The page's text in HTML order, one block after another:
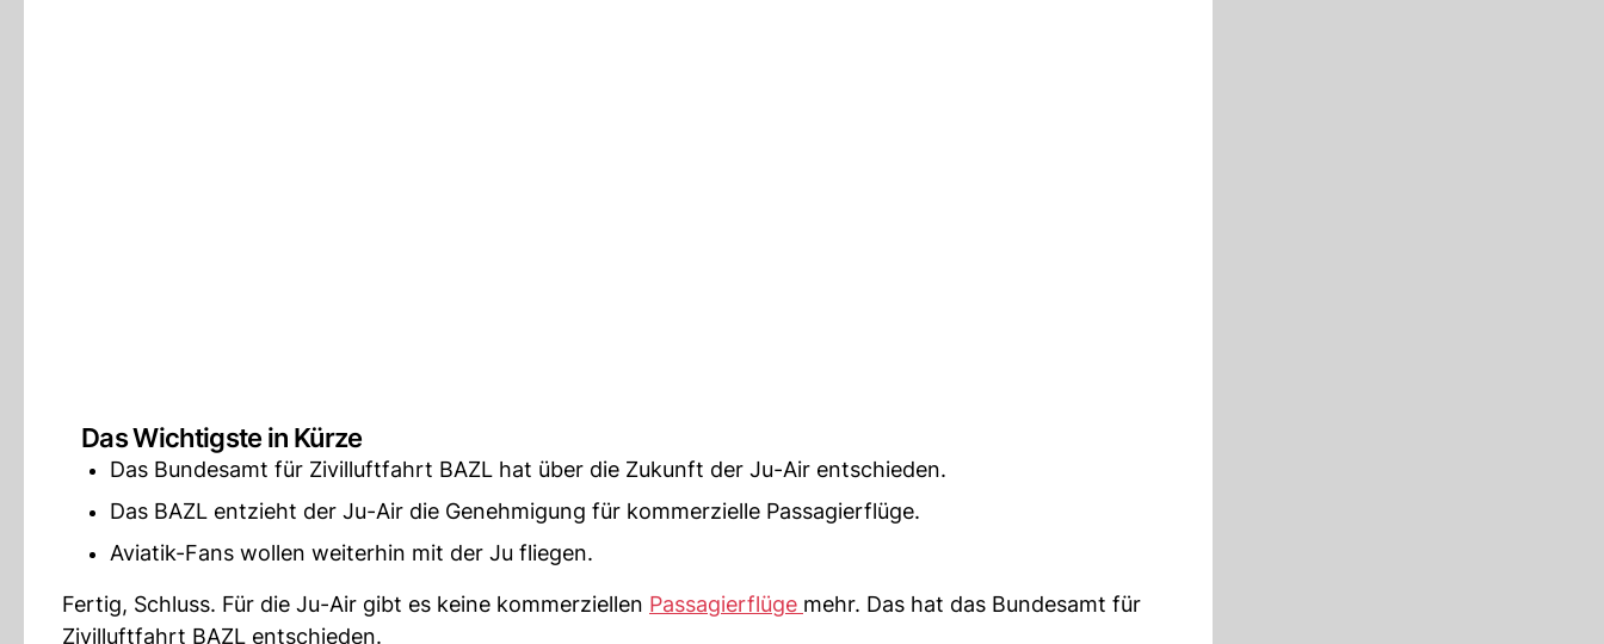
Das Wichtigste in Kürze
Das Bundesamt für Zivilluftfahrt BAZL hat über die Zukunft der Ju-Air entschieden.
Das BAZL entzieht der Ju-Air die Genehmigung für kommerzielle Passagierflüge.
Aviatik-Fans wollen weiterhin mit der Ju fliegen.
Fertig, Schluss. Für die Ju-Air gibt es keine kommerziellen Passagierflüge mehr. Das hat das Bundesamt für
Zivilluftfahrt BAZL entschieden.